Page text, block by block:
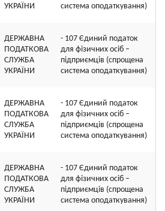
УКРАЇНИ
система оподаткування)
ДЕРЖАВНА
ПОДАТКОВА
СЛУЖБА
УКРАЇНИ
- 107 Єдиний податок
для фізичних осіб –
підприємців (спрощена
система оподаткування)
ДЕРЖАВНА
ПОДАТКОВА
СЛУЖБА
УКРАЇНИ
- 107 Єдиний податок
для фізичних осіб –
підприємців (спрощена
система оподаткування)
ДЕРЖАВНА
ПОДАТКОВА
СЛУЖБА
УКРАЇНИ
- 107 Єдиний податок
для фізичних осіб –
підприємців (спрощена
система оподаткування)